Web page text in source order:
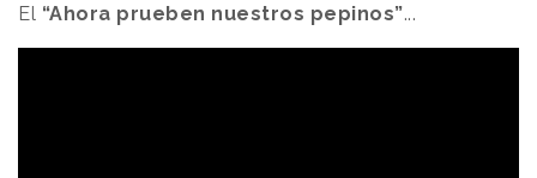
El “Ahora prueben nuestros pepinos”...